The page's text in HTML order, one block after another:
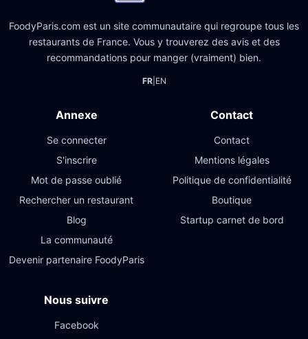
FoodyParis.com est un site communautaire qui regroupe tous les
restaurants de France. Vous y trouverez des avis et des
recommandations pour manger (vraiment) bien.
FR| EN
Annexe
Se connecter
S'inscrire
Mot de passe oublié
Rechercher un restaurant
Blog
La communauté
Devenir partenaire FoodyParis
Contact
Contact
Mentions légales
Politique de confidentialité
Boutique
Startup carnet de bord
Nous suivre
Facebook